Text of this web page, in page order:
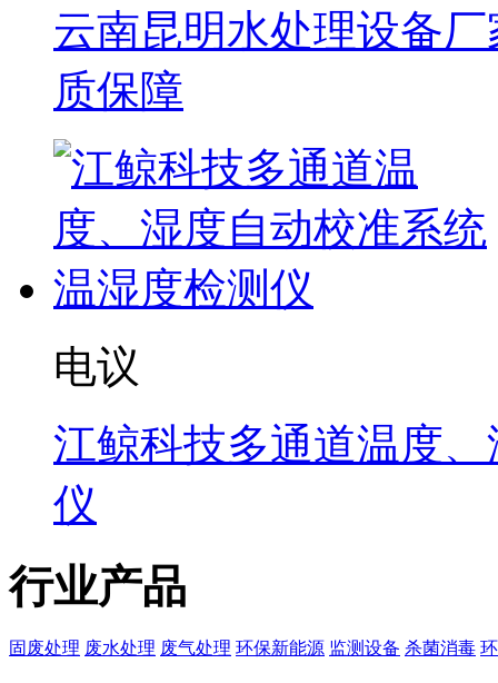
云南昆明水处理设备
质保障
电议
江鲸科技多通道温度
仪
行业产品
固废处理 废水处理 废气处理 环保新能源 监测设备 杀菌消毒